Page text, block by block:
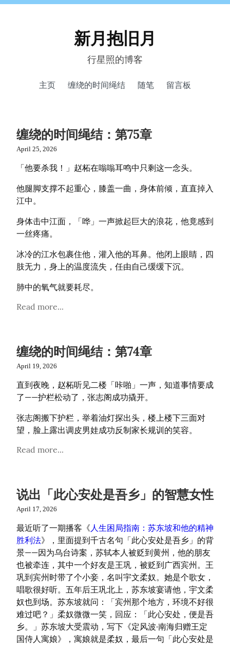
新月抱旧月
行星照的博客
主页 缠绕的时间绳结 随笔 留言板
缠绕的时间绳结：第75章
April 25, 2026
「他要杀我！」赵柘在嗡嗡耳鸣中只剩这一念头。
他腿脚支撑不起重心，膝盖一曲，身体前倾，直直掉入
江中。
身体击中江面，「哗」一声掀起巨大的浪花，他竟感到
一丝疼痛。
冰冷的江水包裹住他，灌入他的耳鼻。他闭上眼睛，四
肢无力，身上的温度流失，任由自己缓缓下沉。
肺中的氧气就要耗尽。
Read more...
缠绕的时间绳结：第74章
April 19, 2026
直到夜晚，赵柘听见二楼「咔啪」一声，知道事情要成
了——护栏松动了，张志阁成功撬开。
张志阁搬下护栏，举着油灯探出头，楼上楼下三面对
望，脸上露出调皮男娃成功反制家长规训的笑容。
Read more...
说出「此心安处是吾乡」的智慧女性
April 17, 2026
最近听了一期播客《人生困局指南：苏东坡和他的精神
胜利法》，里面提到千古名句「此心安处是吾乡」的背
景——因为乌台诗案，苏轼本人被贬到黄州，他的朋友
也被牵连，其中一个好友是王巩，被贬到广西宾州。王
巩到宾州时带了个小妾，名叫宇文柔奴。她是个歌女，
唱歌很好听。五年后王巩北上，苏东坡宴请他，宇文柔
奴也到场。苏东坡就问：「宾州那个地方，环境不好很
难过吧？」柔奴微微一笑，回应：「此心安处，便是吾
乡。」苏东坡大受震动，写下《定风波·南海归赠王定
国侍人寓娘》，寓娘就是柔奴，最后一句「此心安处是